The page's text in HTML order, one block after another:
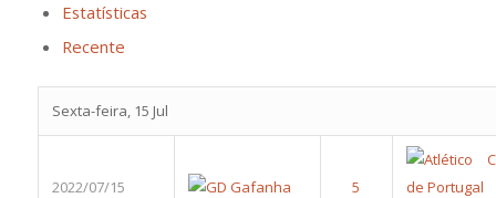
Estatísticas
Recente
Sexta-feira, 15 Jul
2022/07/15